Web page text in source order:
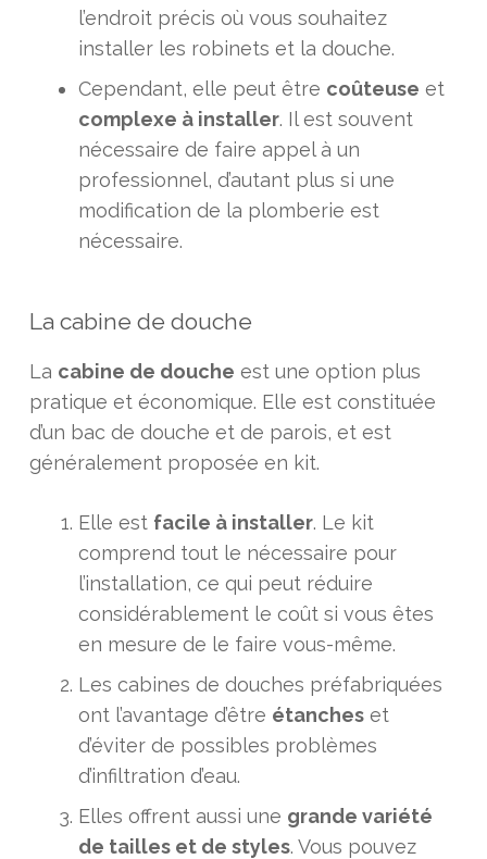
l’endroit précis où vous souhaitez
installer les robinets et la douche.
Cependant, elle peut être coûteuse et
complexe à installer. Il est souvent
nécessaire de faire appel à un
professionnel, d’autant plus si une
modification de la plomberie est
nécessaire.
La cabine de douche
La cabine de douche est une option plus
pratique et économique. Elle est constituée
d’un bac de douche et de parois, et est
généralement proposée en kit.
Elle est facile à installer. Le kit
comprend tout le nécessaire pour
l’installation, ce qui peut réduire
considérablement le coût si vous êtes
en mesure de le faire vous-même.
Les cabines de douches préfabriquées
ont l’avantage d’être étanches et
d’éviter de possibles problèmes
d’infiltration d’eau.
Elles offrent aussi une grande variété
de tailles et de styles. Vous pouvez